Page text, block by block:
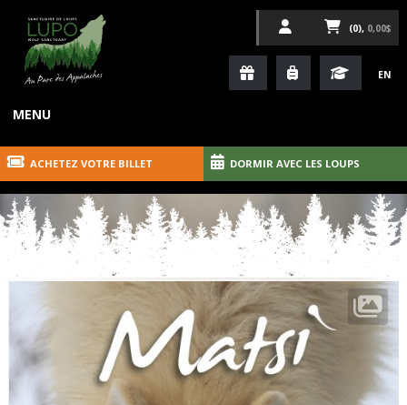
(0), 0,00$
EN
MENU
ACHETEZ VOTRE BILLET DORMIR AVEC LES LOUPS